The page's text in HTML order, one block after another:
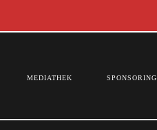
MEDIATHEK SPONSORING